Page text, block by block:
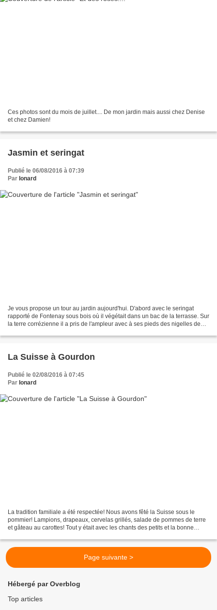
Ces photos sont du mois de juillet.... De mon jardin mais aussi chez Denise
et chez Damien!
Jasmin et seringat
Publié le 06/08/2016 à 07:39
Par Ionard
Je vous propose un tour au jardin aujourd'hui. D'abord avec le seringat
rapporté de Fontenay sous bois où il végétait dans un bac de la terrasse. Sur
la terre corrézienne il a pris de l'ampleur avec à ses pieds des nigelles de
La Suisse à Gourdon
Publié le 02/08/2016 à 07:45
Par Ionard
La tradition familiale a été respectée! Nous avons fêté la Suisse sous le
pommier! Lampions, drapeaux, cervelas grillés, salade de pommes de terre
et gâteau au carottes! Tout y était avec les chants des petits et la bonne
Page suivante >
Hébergé par Overblog
Top articles